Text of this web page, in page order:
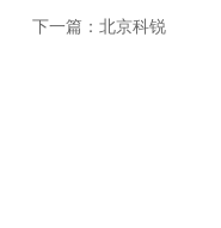
下一篇：北京科锐